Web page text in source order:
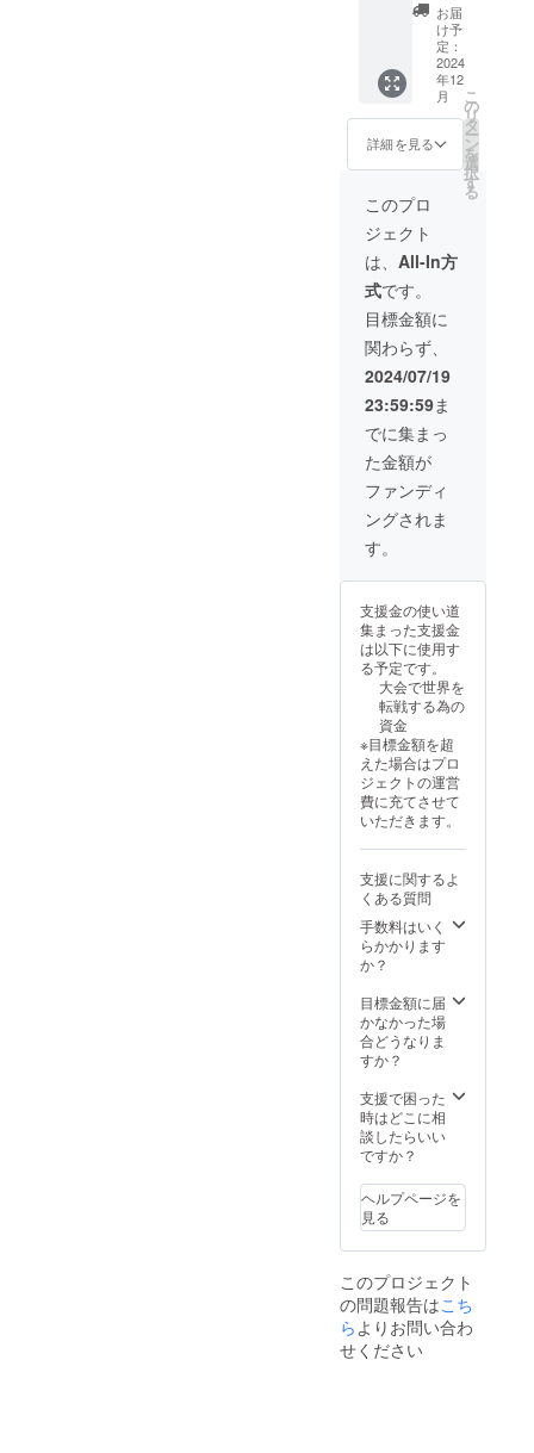
２時間
のマン
ツーマ
ンレッ
スンで
す！ ・
実施概
要 ２
時間 ×
１回 ・
有効期
限
2024年
12月ま
で ・受
講方
法 実
施場
所 湘
南 実施
場所ま
での交
通費は
支援者
でご負
担下さ
い。 支
援者の
レベル
ボード
のサイ
ズ、
サー
フィン
歴を記
くださ
い！
お届
け予
定：
2024
年12
月
詳細を見る
こ
の
リ
タ
ー
ン
を
選
択
す
る
このプロ
ジェクト
は、 All-In方
式です。
目標金額に
関わらず、
2024/07/19
23:59:59ま
でに集まっ
た金額が
ファンディ
ングされま
す。
支援金の使い道
集まった支援金
は以下に使用す
る予定です。
大会で世界を
転戦する為の
資金
※目標金額を超
えた場合はプロ
ジェクトの運営
費に充てさせて
いただきます。
支援に関するよ
くある質問
手数料はいく
らかかります
か？
目標金額に届
かなかった場
合どうなりま
すか？
支援で困った
時はどこに相
談したらいい
ですか？
ヘルプページを
見る
このプロジェクト
の問題報告はこち
ら よりお問い合わ
せください